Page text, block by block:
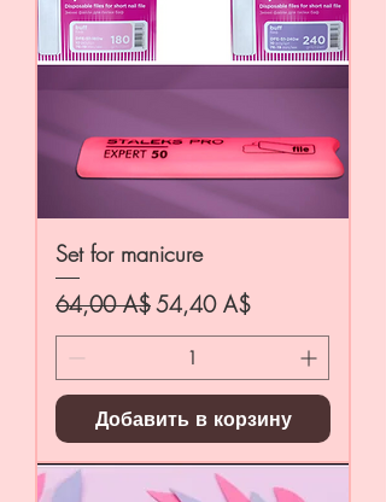
Set for manicure
Обычная цена
64,00 A$Цена со скидкой
54,40 A$
Добавить в корзину